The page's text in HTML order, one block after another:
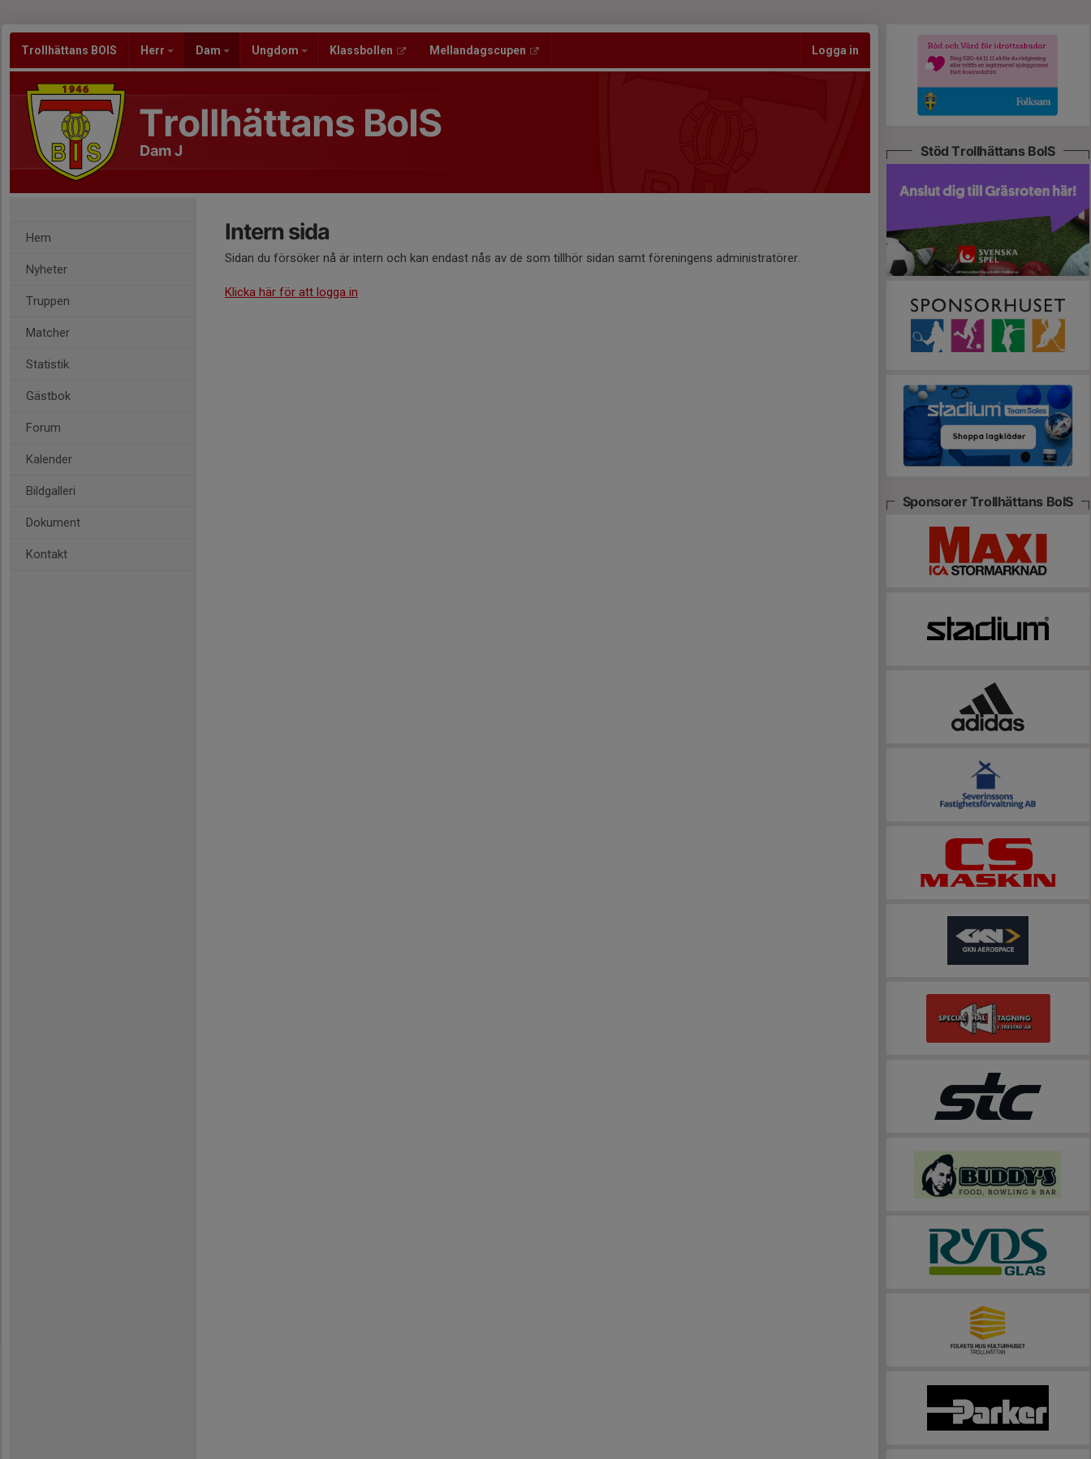
Trollhättans BOIS Herr Dam Ungdom Klassbollen Mellandagscupen Logga in
Trollhättans BoIS
Dam J
Hem
Nyheter
Truppen
Matcher
Statistik
Gästbok
Forum
Kalender
Bildgalleri
Dokument
Kontakt
Intern sida
Sidan du försöker nå är intern och kan endast nås av de som tillhör sidan samt föreningens administratörer.
Klicka här för att logga in
Stöd Trollhättans BoIS
Sponsorer Trollhättans BoIS